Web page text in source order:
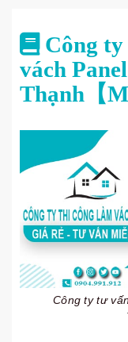
Công ty
vách
Thạnh【
Công ty tư